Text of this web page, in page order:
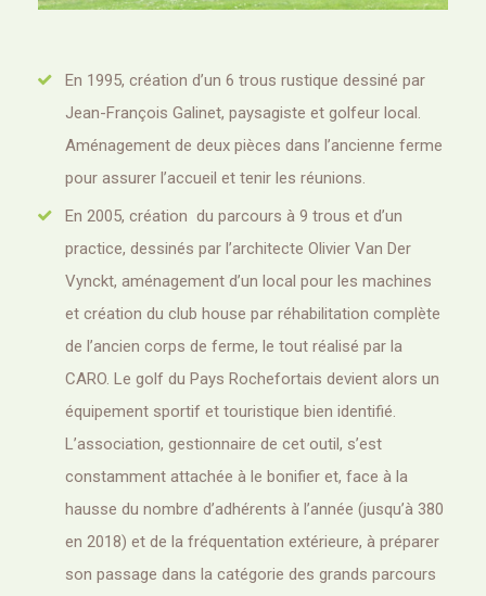
En 1995, création d’un 6 trous rustique dessiné par
Jean-François Galinet, paysagiste et golfeur local.
Aménagement de deux pièces dans l’ancienne ferme
pour assurer l’accueil et tenir les réunions.
En 2005, création du parcours à 9 trous et d’un
practice, dessinés par l’architecte Olivier Van Der
Vynckt, aménagement d’un local pour les machines
et création du club house par réhabilitation complète
de l’ancien corps de ferme, le tout réalisé par la
CARO. Le golf du Pays Rochefortais devient alors un
équipement sportif et touristique bien identifié.
L’association, gestionnaire de cet outil, s’est
constamment attachée à le bonifier et, face à la
hausse du nombre d’adhérents à l’année (jusqu’à 380
en 2018) et de la fréquentation extérieure, à préparer
son passage dans la catégorie des grands parcours